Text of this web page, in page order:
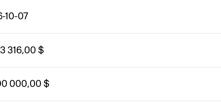
10-07
316,00 $
000,00 $